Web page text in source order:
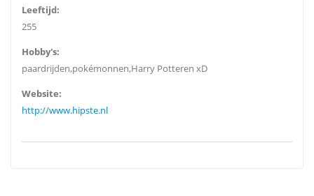
Leeftijd:
255
Hobby's:
paardrijden,pokémonnen,Harry Potteren xD
Website:
http://www.hipste.nl